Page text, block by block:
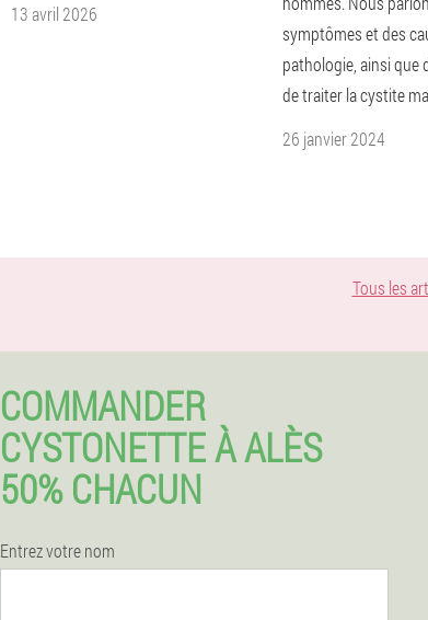
13 avril 2026
symptômes et des
pathologie, ainsi que
de traiter la cystite
26 janvier 2024
Tous les
COMMANDER
CYSTONETTE À ALÈS
50% CHACUN
Entrez votre nom